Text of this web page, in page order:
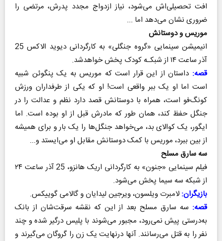
افت تحصیلی‌اش می‌شود، نیاز ازدواج مجدد پدرش، مرتضی را
ضروری نشان می‌دهد اما ...
موریس و دوستانش
انیمیشن سینمایی «گروه جنگلی» به کارگردانی دیوید الاکس 25
آذر ساعت ۱۴ از شبکـه کودک پخش خواهدشد.
قصه: داستان از این قرار است که موریس به یک پنگوئن شبیه
است اما او یک ببر واقعی است! او که یکی از طرفداران ورزش
کونگ‌فو است، همراه با دوستانش قصد دارد نظم و عدالت را در
جنگل حفظ کند، همان طور که مادرش قبل از او بوده است. اما
ایگور، یک کوالای بد، می‌خواهد جنگل‌ها را یک بار و برای همیشه
از بین ببرد، موریس با کمک دوستانش مقابل او می‌ایستد و...
سه سارق مسلح
فیلم سینمایی «جنون» به کارگردانی اریک هانزو، 25 آذر ساعت ۲۴
از شبکه سه سیما پخش می‌شود.
بازیگران: لامبرت ویلسون، ویرجین لیدایان و گالامی گوییکس.
قصه: سه سارق مسلح بعد از این که نقشه سرقت‌شان از بانک
به‌درستی پیش نمی‌رود، مجبور می‌شوند با پلیس درگیر شده و چند
نفر را به قتل می‌رسانند. آنها درنهایت یک زن را گروگان می‌گیرند و